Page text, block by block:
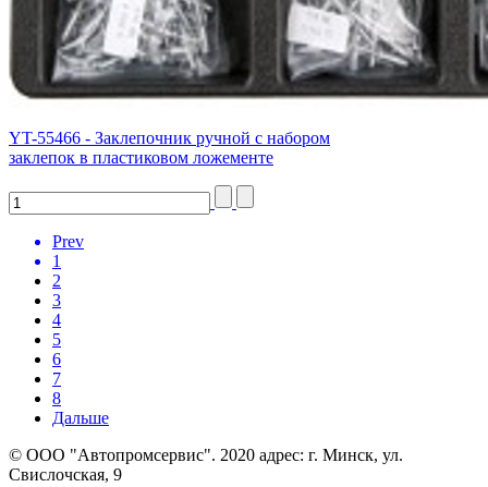
YT-55466 - Заклепочник ручной с набором
заклепок в пластиковом ложементе
Prev
1
2
3
4
5
6
7
8
Дальше
© ООО "Автопромсервис". 2020 адрес: г. Минск, ул.
Свислочская, 9